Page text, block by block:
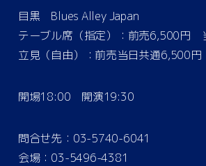
目黒 Blues Alley Japan
テーブル席（指定）：前売6,500円
立見（自由）：前売当日共通6,500円
開場18:00 開演19:30
問合せ先：03-5740-6041
会場：03-5496-4381